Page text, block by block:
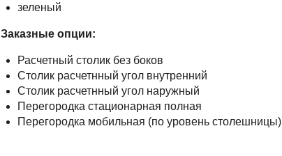
зеленый
Заказные опции:
Расчетный столик без боков
Столик расчетнный угол внутренний
Столик расчетнный угол наружный
Перегородка стационарная полная
Перегородка мобильная (по уровень столешницы)